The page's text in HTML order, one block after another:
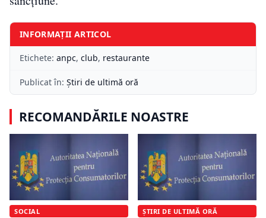
INFORMAȚII ARTICOL
Etichete: anpc, club, restaurante
Publicat în: Știri de ultimă oră
RECOMANDĂRILE NOASTRE
SOCIAL ȘTIRI DE ULTIMĂ ORĂ